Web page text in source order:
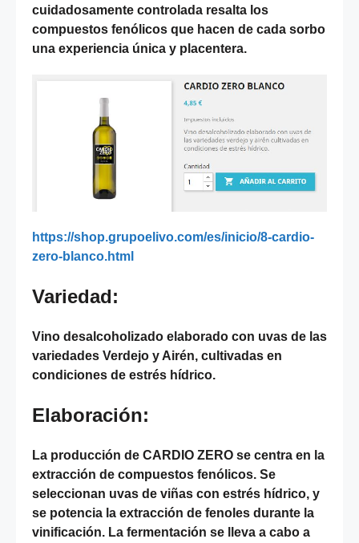
cuidadosamente controlada resalta los
compuestos fenólicos que hacen de cada sorbo
una experiencia única y placentera.
https://shop.grupoelivo.com/es/inicio/8-cardio-
zero-blanco.html
Variedad:
Vino desalcoholizado elaborado con uvas de las
variedades Verdejo y Airén, cultivadas en
condiciones de estrés hídrico.
Elaboración:
La producción de CARDIO ZERO se centra en la
extracción de compuestos fenólicos. Se
seleccionan uvas de viñas con estrés hídrico, y
se potencia la extracción de fenoles durante la
vinificación. La fermentación se lleva a cabo a